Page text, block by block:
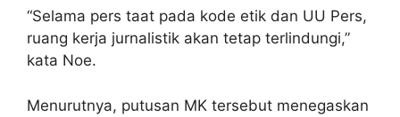
“Selama pers taat pada kode etik dan UU Pers,
ruang kerja jurnalistik akan tetap terlindungi,”
kata Noe.
Menurutnya, putusan MK tersebut menegaskan